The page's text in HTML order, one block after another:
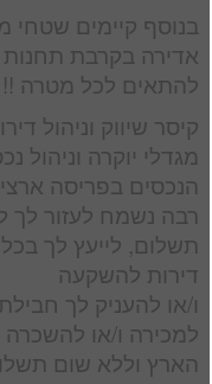
בנוסף קיימים
אדירה בקרבת תחנות
להתאים לכל מטרה !!
קיסר שיווק וניהול
מגדלי יוקרה וניהול
רבה נשמח לעזור לך
תשלום, לייעץ לך
דירות להשקעה
ו/או להעניק לך
למכירה ו/או
הארץ וללא שום